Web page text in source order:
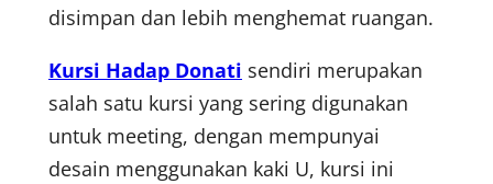
disimpan dan lebih menghemat ruangan.
Kursi Hadap Donati sendiri merupakan
salah satu kursi yang sering digunakan
untuk meeting, dengan mempunyai
desain menggunakan kaki U, kursi ini